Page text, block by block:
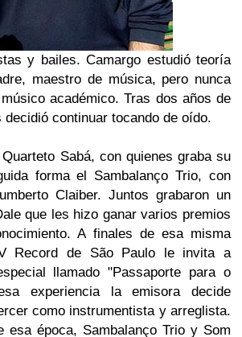
y bailes. Camargo estudió teoría
maestro de música, pero nunca
académico. Tras dos años de
continuar tocando de oído.
Quarteto Sabá, con quienes graba su
forma el Sambalanço Trio, con
Claiber. Juntos grabaron un
que les hizo ganar varios premios
A finales de esa misma
Record de São Paulo le invita a
llamado"Passaporte para o
experiencia la emisora decide
como instrumentista y arreglista.
esa época, Sambalanço Trio y Som